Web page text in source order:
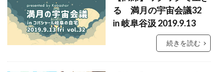
る 満月の宇宙会議32
in 岐阜谷汲 2019.9.13
続きを読む